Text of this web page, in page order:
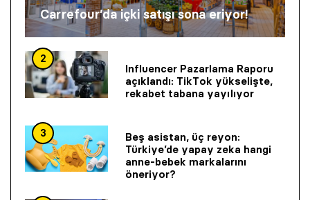
Carrefour’da içki satışı sona eriyor!
2
Influencer Pazarlama Raporu
açıklandı: TikTok yükselişte,
rekabet tabana yayılıyor
3
Beş asistan, üç reyon:
Türkiye’de yapay zeka hangi
anne-bebek markalarını
öneriyor?